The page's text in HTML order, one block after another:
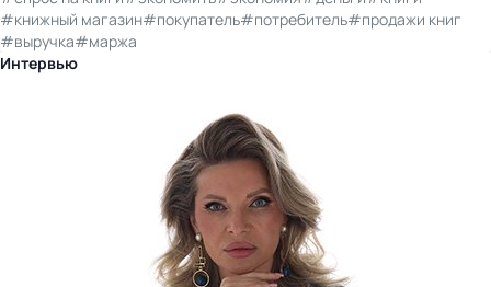
#книжный магазин#покупатель#потребитель#продажи книг
#выручка#маржа
Интервью